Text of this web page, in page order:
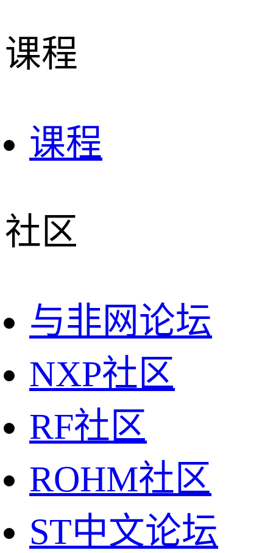
课程
课程
社区
与非网论坛
NXP社区
RF社区
ROHM社区
ST中文论坛